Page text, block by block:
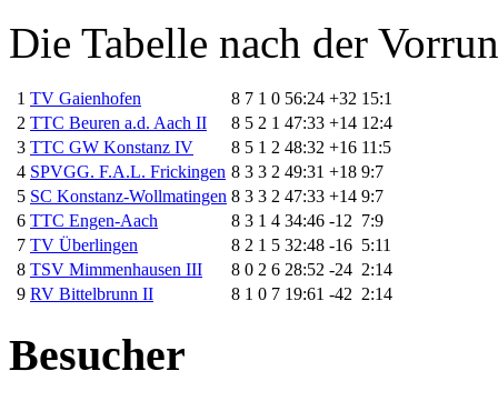
Die Tabelle nach der
1 TV Gaienhofen 8 7 1 0 56:24 +32 15:1
2 TTC Beuren a.d. Aach II 8 5 2 1 47:33 +14 12:4
3 TTC GW Konstanz IV 8 5 1 2 48:32 +16 11:5
4 SPVGG. F.A.L. Frickingen 8 3 3 2 49:31 +18 9:7
5 SC Konstanz-Wollmatingen 8 3 3 2 47:33 +14 9:7
6 TTC Engen-Aach 8 3 1 4 34:46 -12 7:9
7 TV Überlingen 8 2 1 5 32:48 -16 5:11
8 TSV Mimmenhausen III 8 0 2 6 28:52 -24 2:14
9 RV Bittelbrunn II 8 1 0 7 19:61 -42 2:14
Besucher